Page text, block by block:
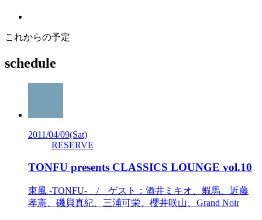
これからの予定
schedule
2011/04/09(Sat)
RESERVE
TONFU presents CLASSICS LOUNGE vol.10
東風 -TONFU- / ゲスト：酒井ミキオ、蝦馬、近藤
孝憲、磯貝真紀、三浦可栄、櫻井咲山、Grand Noir